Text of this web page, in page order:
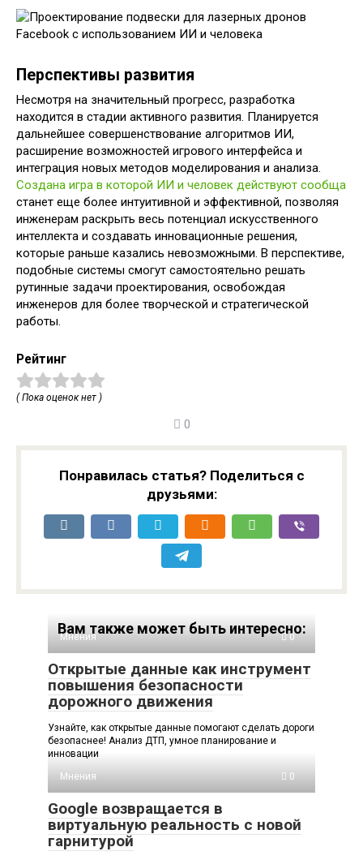
Перспективы развития
Несмотря на значительный прогресс, разработка
находится в стадии активного развития. Планируется
дальнейшее совершенствование алгоритмов ИИ,
расширение возможностей игрового интерфейса и
интеграция новых методов моделирования и анализа.
Создана игра в которой ИИ и человек действуют сообща
станет еще более интуитивной и эффективной, позволяя
инженерам раскрыть весь потенциал искусственного
интеллекта и создавать инновационные решения,
которые раньше казались невозможными. В перспективе,
подобные системы смогут самостоятельно решать
рутинные задачи проектирования, освобождая
инженеров для более творческой и стратегической
работы.
Рейтинг
( Пока оценок нет )
0
Понравилась статья? Поделиться с
друзьями:
Вам также может быть интересно:
Мнения 0
Открытые данные как инструмент
повышения безопасности
дорожного движения
Узнайте, как открытые данные помогают сделать дороги
безопаснее! Анализ ДТП, умное планирование и
инновации
Мнения
0
Google возвращается в
виртуальную реальность с новой
гарнитурой